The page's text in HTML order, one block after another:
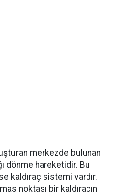
merkezde bulunan
dönme hareketidir. Bu
kaldıraç sistemi vardır.
noktası bir kaldıracın